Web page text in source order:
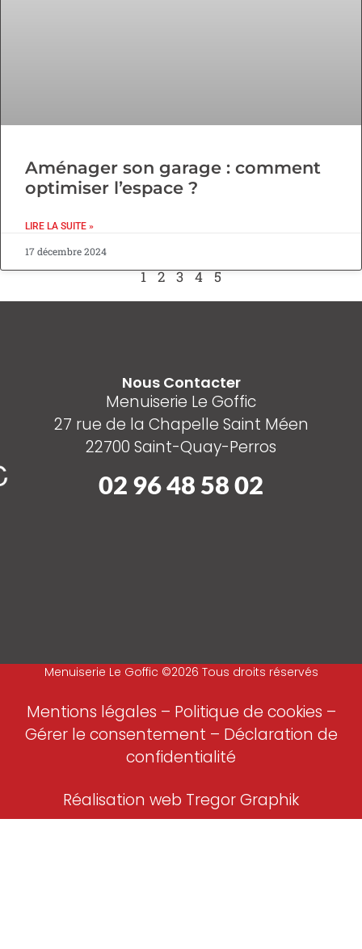
Aménager son garage : comment
optimiser l’espace ?
LIRE LA SUITE »
17 décembre 2024
1 2 3 4 5
Nous Contacter
Menuiserie Le Goffic
27 rue de la Chapelle Saint Méen
22700 Saint-Quay-Perros
02 96 48 58 02
Menuiserie Le Goffic ©2026 Tous droits réservés
Mentions légales – Politique de cookies –
Gérer le consentement – Déclaration de
confidentialité
Réalisation web Tregor Graphik